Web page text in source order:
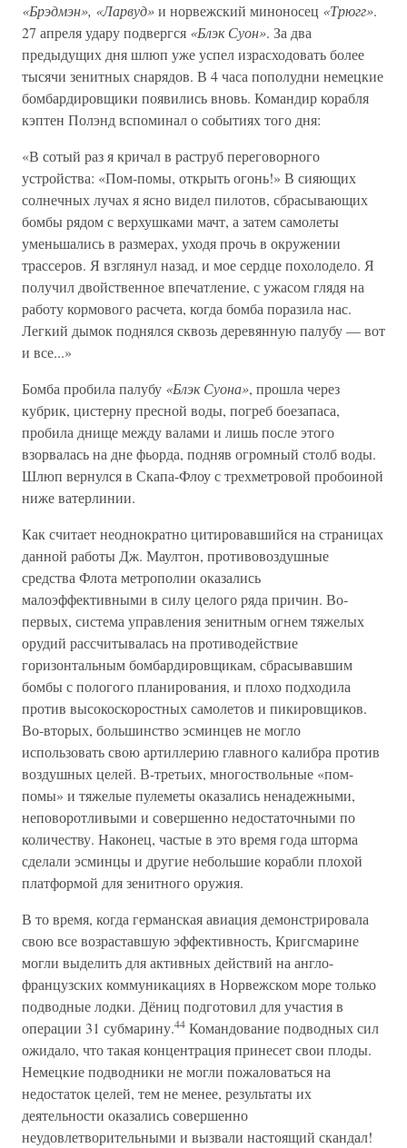
«Брэдмэн», «Ларвуд»и норвежский миноносец «Трюгг».
27 апреля удару подвергся «Блэк Суон». За два
предыдущих дня шлюп уже успел израсходовать более
тысячи зенитных снарядов. В 4 часа пополудни немецкие
бомбардировщики появились вновь. Командир корабля
кэптен Полэнд вспоминал о событиях того дня:
«В сотый раз я кричал в раструб переговорного
устройства: «Пом-помы, открыть огонь!» В сияющих
солнечных лучах я ясно видел пилотов, сбрасывающих
бомбы рядом с верхушками мачт, а затем самолеты
уменьшались в размерах, уходя прочь в окружении
трассеров. Я взглянул назад, и мое сердце похолодело. Я
получил двойственное впечатление, с ужасом глядя на
работу кормового расчета, когда бомба поразила нас.
Легкий дымок поднялся сквозь деревянную палубу — вот
и все...»
Бомба пробила палубу «Блэк Суона», прошла через
кубрик, цистерну пресной воды, погреб боезапаса,
пробила днище между валами и лишь после этого
взорвалась на дне фьорда, подняв огромный столб воды.
Шлюп вернулся в Скапа-Флоу с трехметровой пробоиной
ниже ватерлинии.
Как считает неоднократно цитировавшийся на страницах
данной работы Дж. Маултон, противовоздушные
средства Флота метрополии оказались
малоэффективными в силу целого ряда причин. Во-
первых, система управления зенитным огнем тяжелых
орудий рассчитывалась на противодействие
горизонтальным бомбардировщикам, сбрасывавшим
бомбы с пологого планирования, и плохо подходила
против высокоскоростных самолетов и пикировщиков.
Во-вторых, большинство эсминцев не могло
использовать свою артиллерию главного калибра против
воздушных целей. В-третьих, многоствольные «пом-
помы» и тяжелые пулеметы оказались ненадежными,
неповоротливыми и совершенно недостаточными по
количеству. Наконец, частые в это время года шторма
сделали эсминцы и другие небольшие корабли плохой
платформой для зенитного оружия.
В то время, когда германская авиация демонстрировала
свою все возраставшую эффективность, Кригсмарине
могли выделить для активных действий на англо-
французских коммуникациях в Норвежском море только
подводные лодки. Дёниц подготовил для участия в
операции 31 субмарину.44 Командование подводных сил
ожидало, что такая концентрация принесет свои плоды.
Немецкие подводники не могли пожаловаться на
недостаток целей, тем не менее, результаты их
деятельности оказались совершенно
неудовлетворительными и вызвали настоящий скандал!